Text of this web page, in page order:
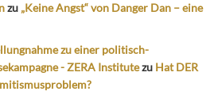
zu „Keine Angst“ von Danger Dan – eine
zu einer politisch-
- ZERA Institutezu Hat DER